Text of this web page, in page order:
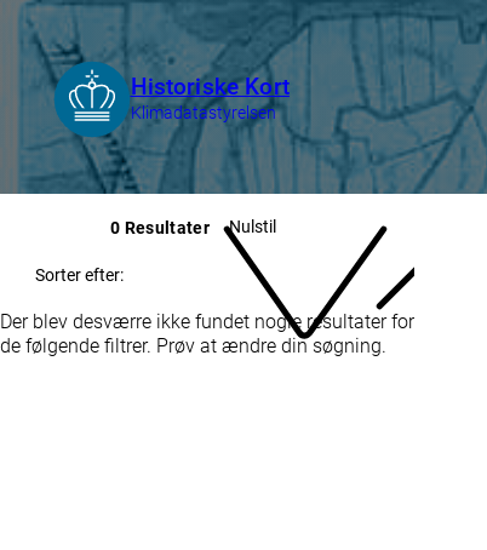
0 Resultater Nulstil
Sorter efter:
Der blev desværre ikke fundet nogle resultater for
de følgende filtrer. Prøv at ændre din søgning.